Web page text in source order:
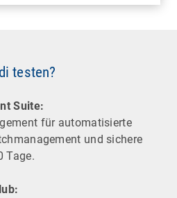
testen?
Suite:
für automatisierte
und sichere
Tage.